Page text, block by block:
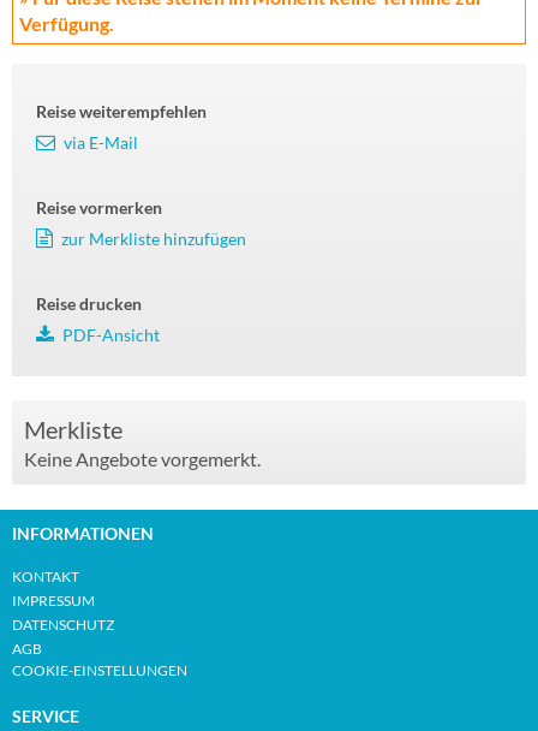
Verfügung.
Reise weiterempfehlen
via E-Mail
Reise vormerken
zur Merkliste hinzufügen
Reise drucken
PDF-Ansicht
Merkliste
Keine Angebote vorgemerkt.
INFORMATIONEN
KONTAKT
IMPRESSUM
DATENSCHUTZ
AGB
COOKIE-EINSTELLUNGEN
SERVICE